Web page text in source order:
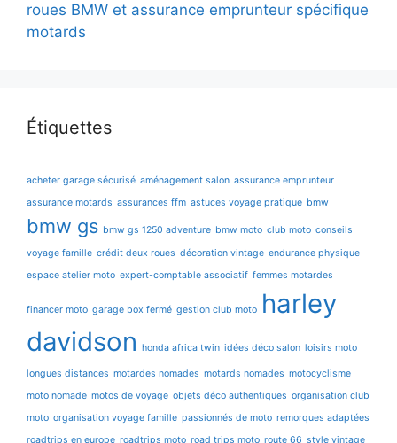
roues BMW et assurance emprunteur spécifique
motards
Étiquettes
acheter garage sécurisé aménagement salon assurance emprunteur
assurance motards assurances ffm astuces voyage pratique bmw
bmw gs bmw gs 1250 adventure bmw moto club moto conseils
voyage famille crédit deux roues décoration vintage endurance physique
espace atelier moto expert-comptable associatif femmes motardes
financer moto garage box fermé gestion club moto harley
davidson honda africa twin idées déco salon loisirs moto
longues distances motardes nomades motards nomades motocyclisme
moto nomade motos de voyage objets déco authentiques organisation club
moto organisation voyage famille passionnés de moto remorques adaptées
roadtrips en europe roadtrips moto road trips moto route 66 style vintage